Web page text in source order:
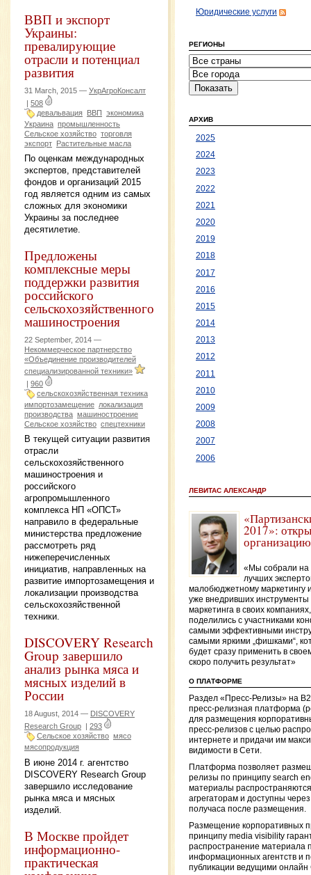
ВВП и экспорт
Украины:
превалирующие
отрасли и потенциал
развития
31 March, 2015 — УкрАгроКонсалт
| 508
девальвация ВВП экономика
Украина промышленность
Сельское хозяйство торговля
экспорт Растительные масла
По оценкам международных
экспертов, представителей
фондов и организаций 2015
год является одним из самых
сложных для экономики
Украины за последнее
десятилетие.
Предложены
комплексные меры
поддержки развития
российского
сельскохозяйственного
машиностроения
22 September, 2014 —
Некоммерческое партнерство
«Объединение производителей
специализированной техники»
| 960
сельскохозяйственная техника
импортозамещение локализация
производства машиностроение
Сельское хозяйство спецтехники
В текущей ситуации развития
отрасли
сельскохозяйственного
машиностроения и
российского
агропромышленного
комплекса НП «ОПСТ»
направило в федеральные
министерства предложение
рассмотреть ряд
нижеперечисленных
инициатив, направленных на
развитие импортозамещения и
локализации производства
сельскохозяйственной
техники.
DISCOVERY Research
Group завершило
анализ рынка мяса и
мясных изделий в
России
18 August, 2014 — DISCOVERY
Research Group | 293
Сельское хозяйство мясо
мясопродукция
В июне 2014 г. агентство
DISCOVERY Research Group
завершило исследование
рынка мяса и мясных
изделий.
В Москве пройдет
информационно-
практическая
Юридические услуги
РЕГИОНЫ
АРХИВ
2025
2024
2023
2022
2021
2020
2019
2018
2017
2016
2015
2014
2013
2012
2011
2010
2009
2008
2007
2006
ЛЕВИТАС АЛЕКСАНДР
2017»:
«Мы собрали на
лучших
малобюджетному маркетингу
уже внедривших инструменты
маркетинга в своих
поделились с участниками
самыми эффективными
самыми яркими „фишками“,
будет сразу применить в
скоро получить результат»
О ПЛАТФОРМЕ
Раздел «Пресс-Релизы» на
пресс-релизная платформа
для размещения
пресс-релизов с целью
интернете и придачи им
видимости в Сети.
Платформа позволяет
релизы по принципу search
материалы
агрегаторам и доступны
получаса после размещения.
Размещение корпоративных
принципу media visibility
распространение материала
информационных агентств и
публикации ведущими